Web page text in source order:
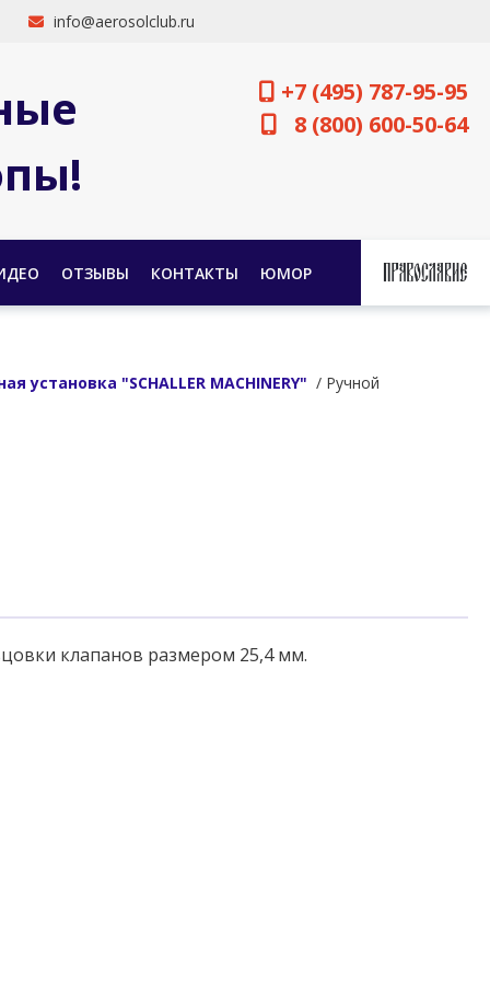
info@aerosolclub.ru
+7 (495) 787-95-95
8 (800) 600-50-64
ОТЗЫВЫ КОНТАКТЫ ЮМОР
"SCHALLER MACHINERY" / Ручной
клапанов размером 25,4 мм.